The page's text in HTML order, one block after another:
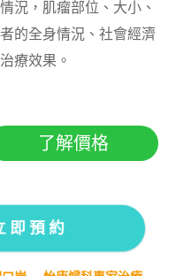
況，肌瘤部位、大小、
的全身情況、社會經濟
療效果。
了解價格
預約